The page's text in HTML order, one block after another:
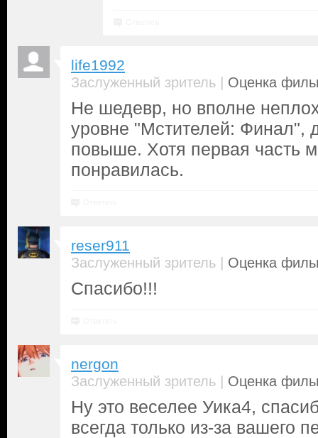
life1992
Заслуженный зритель | Оценка
Не шедевр, но вполне
уровне "Мстителей: Финал",
повыше. Хотя первая часть
понравилась.
reser911
Заслуженный зритель | Оценка
Спасибо!!!
nergon
Заслуженный зритель | Оценка
Ну это веселее Уика4,
всегда только из-за вашего